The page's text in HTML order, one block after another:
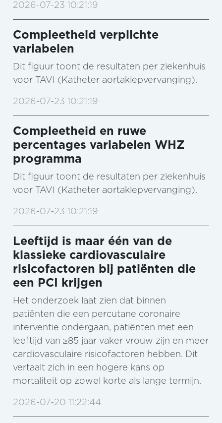
2026-07-23 10:21:19
Compleetheid verplichte
variabelen
Dit figuur toont de resultaten per ziekenhuis
voor TAVI (Katheter aortaklepvervanging).
2026-07-23 10:21:19
Compleetheid en ruwe
percentages variabelen WHZ
programma
Dit figuur toont de resultaten per ziekenhuis
voor TAVI (Katheter aortaklepvervanging).
2026-07-23 10:21:19
Leeftijd is maar één van de
klassieke cardiovasculaire
risicofactoren bij patiënten die
een PCI krijgen
Het onderzoek laat zien dat binnen
patiënten die een percutane coronaire
interventie ondergaan, patiënten met een
leeftijd van ≥85 jaar vaker vrouw zijn en meer
cardiovasculaire risicofactoren hebben. Dit
vertaalt zich in een hogere kans op
mortaliteit op zowel korte als lange termijn.
2026-07-20 11:22:44